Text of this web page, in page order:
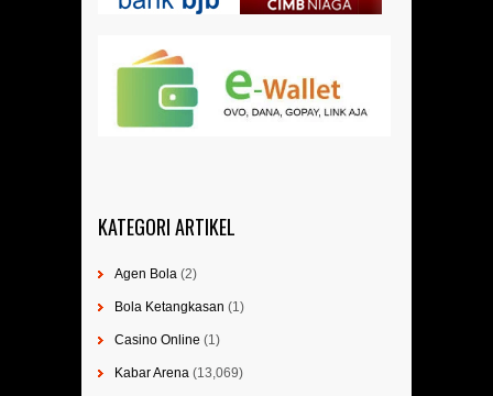
KATEGORI ARTIKEL
Agen Bola (2)
Bola Ketangkasan (1)
Casino Online (1)
Kabar Arena (13,069)